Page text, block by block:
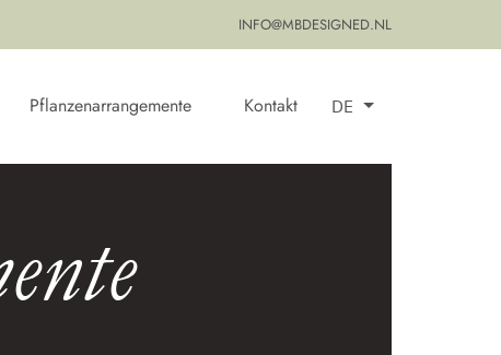
INFO@MBDESIGNED.NL
Pflanzenarrangemente Kontakt DE